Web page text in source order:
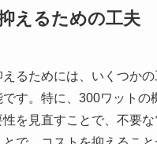
えるための工夫
えるためには、いくつか
です。特に、300ワット
を見直すことで、不要